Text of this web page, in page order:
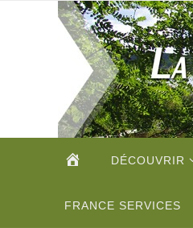
ACCUEILDÉCOUVRIR
FRANCE SERVICES